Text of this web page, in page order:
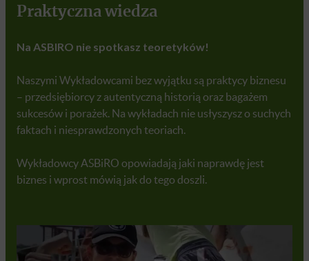
Praktyczna wiedza
Na ASBIRO nie spotkasz teoretyków!
Naszymi Wykładowcami bez wyjątku są praktycy biznesu
– przedsiębiorcy z autentyczną historią oraz bagażem
sukcesów i porażek. Na wykładach nie usłyszysz o suchych
faktach i niesprawdzonych teoriach.
Wykładowcy ASBiRO opowiadają jaki naprawdę jest
biznes i wprost mówią jak do tego doszli.